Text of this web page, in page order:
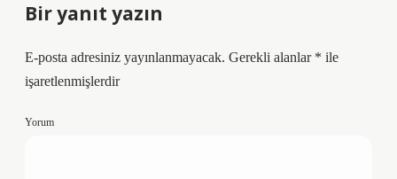
Bir yanıt yazın
E-posta adresiniz yayınlanmayacak. Gerekli alanlar * ile
işaretlenmişlerdir
Yorum